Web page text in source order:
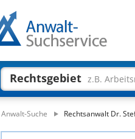
Rechtsgebiet z.B.
Anwalt-Suche Rechtsanwalt Dr.